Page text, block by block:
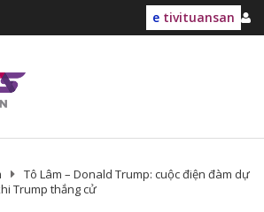
e tivituansan
Tô Lâm – Donald Trump: cuộc điện đàm dự
Trump thắng cử